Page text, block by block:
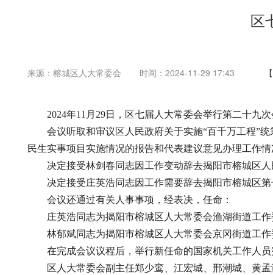
区
来源：榕城区人大常委会 时间：2024-11-29 17:43
2024年11月29日，区七届人大常委会举行第二十九
会议听取和审议区人民政府关于实施“百千万工程”统
民生实事项目实施情况的报告和代表建议意见办理工作
决定接受林剑春同志因工作变动辞去揭阳市榕城区人
决定接受庄英浩同志因工作需要辞去揭阳市榕城区第
会议还通过有关人事事项，经表决，任命：
庄英浩同志为揭阳市榕城区人大常委会渔湖街道工作
林郁斌同志为揭阳市榕城区人大常委会京冈街道工作
在完成会议议程后，举行新任命的国家机关工作人员
区人大常委会副主任郑少鸾、江宏城、邢潮城、黄孟